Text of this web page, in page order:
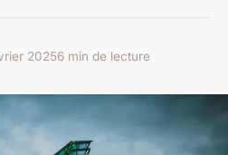
20256 min de lecture